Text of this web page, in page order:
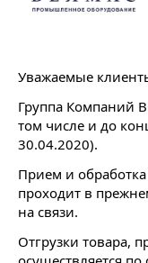
Уважаемые
Группа Компаний
том числе и до
30.04.2020).
Прием и
проходит в
на связи.
Отгрузки товара,